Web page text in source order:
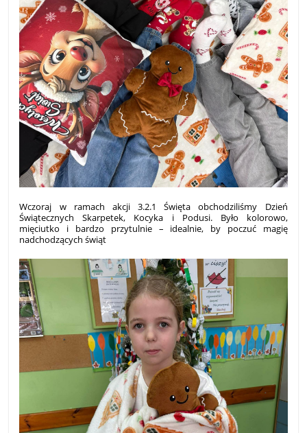
Wczoraj w ramach akcji 3.2.1 Święta obchodziliśmy Dzień
Świątecznych Skarpetek, Kocyka i Podusi. Było kolorowo,
mięciutko i bardzo przytulnie – idealnie, by poczuć magię
nadchodzących świąt